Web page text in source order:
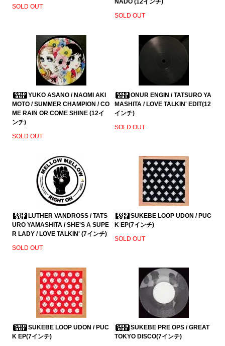
SOLD OUT
SOLD OUT
YUKO ASANO / NAOMI AKI
MOTO / SUMMER CHAMPION / CO
ME RAIN OR COME SHINE (12イ
ンチ)
SOLD OUT
ONUR ENGIN / TATSURO YA
MASHITA / LOVE TALKIN' EDIT(12
インチ)
SOLD OUT
LUTHER VANDROSS / TATS
URO YAMASHITA / SHE'S A SUPE
R LADY / LOVE TALKIN' (7インチ)
SOLD OUT
SUKEBE LOOP UDON / PUC
K EP(7インチ)
SOLD OUT
SUKEBE LOOP UDON / PUC
K EP(7インチ)
SUKEBE PRE OPS / GREAT
TOKYO DISCO(7インチ)